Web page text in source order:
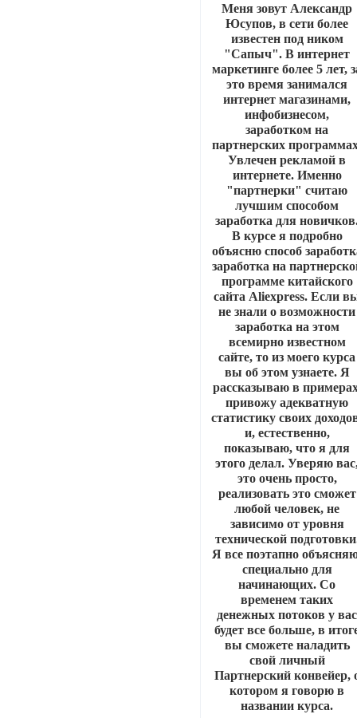
Меня зовут Александр
Юсупов, в сети более
известен под ником
"Сапыч". В интернет
маркетинге более 5 лет,
это время занимался
интернет магазинами,
инфобизнесом,
заработком на
партнерских
Увлечен рекламой в
интернете. Именно
"партнерки" считаю
лучшим способом
заработка для
В курсе я подробно
объясню способ
заработка на
программе китайского
сайта Aliexpress. Если
не знали о возможности
заработка на этом
всемирно известном
сайте, то из моего курса
вы об этом узнаете. Я
рассказываю в
привожу адекватную
статистику своих
и, естественно,
показываю, что я для
этого делал. Уверяю
это очень просто,
реализовать это сможет
любой человек, не
зависимо от уровня
технической
Я все поэтапно
специально для
начинающих. Со
временем таких
денежных потоков у вас
будет все больше, в
вы сможете наладить
свой личный
Партнерский конвейер,
котором я говорю в
названии курса.